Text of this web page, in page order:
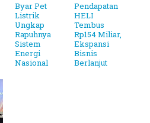
Byar Pet
Listrik
Ungkap
Rapuhnya
Sistem
Energi
Nasional
Pendapatan
HELI
Tembus
Rp154 Miliar,
Ekspansi
Bisnis
Berlanjut